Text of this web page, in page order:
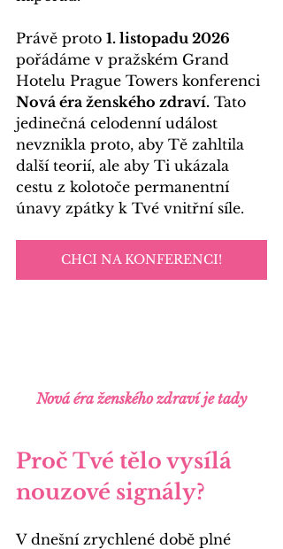
Právě proto 1. listopadu 2026
pořádáme v pražském Grand
Hotelu Prague Towers konferenci
Nová éra ženského zdraví. Tato
jedinečná celodenní událost
nevznikla proto, aby Tě zahltila
další teorií, ale aby Ti ukázala
cestu z kolotoče permanentní
únavy zpátky k Tvé vnitřní síle.
CHCI NA KONFERENCI!
Nová éra ženského zdraví je tady
Proč Tvé tělo vysílá
nouzové signály?
V dnešní zrychlené době plné